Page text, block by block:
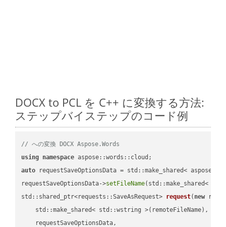
DOCX to PCL を C++ に変換する方法:
ステップバイステップのコード例
// への変換 DOCX Aspose.Words
using namespace
auto requestSaveOptionsData = std::make_shared<
requestSaveOptionsData->setFileName(std::make_shared<
std::shared_ptr<requests::SaveAsRequest> request( new
    std::make_shared< std::wstring >(remoteFileName),
    requestSaveOptionsData,